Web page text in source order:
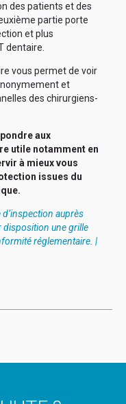
des patients et des
partie porte
et plus
dentaire.
vous permet de voir
et
des chirurgiens-
aux
utile notamment en
à mieux vous
issues du
d’inspection auprès
disposition une grille
réglementaire. |